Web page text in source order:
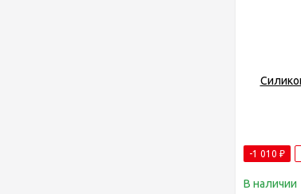
-1 010 ₽
В наличии